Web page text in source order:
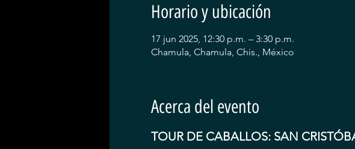
Horario y ubicación
17 jun 2025, 12:30 p.m. – 3:30 p.m.
Chamula, Chamula, Chis., México
Acerca del evento
TOUR DE CABALLOS: SAN